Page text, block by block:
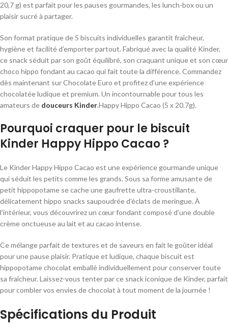
20,7 g) est parfait pour les pauses gourmandes, les lunch-box ou un
plaisir sucré à partager.
Son format pratique de 5 biscuits individuelles garantit fraîcheur,
hygiène et facilité d’emporter partout. Fabriqué avec la qualité Kinder,
ce snack séduit par son goût équilibré, son craquant unique et son cœur
choco hippo fondant au cacao qui fait toute la différence. Commandez
dès maintenant sur Chocolate Euro et profitez d’une expérience
chocolatée ludique et premium. Un incontournable pour tous les
amateurs de douceurs Kinder.Happy Hippo Cacao (5 x 20.7g).
Pourquoi craquer pour le biscuit
Kinder Happy Hippo Cacao ?
Le Kinder Happy Hippo Cacao est une expérience gourmande unique
qui séduit les petits comme les grands. Sous sa forme amusante de
petit hippopotame se cache une gaufrette ultra-croustillante,
délicatement hippo snacks saupoudrée d’éclats de meringue. À
l’intérieur, vous découvrirez un cœur fondant composé d’une double
crème onctueuse au lait et au cacao intense.
Ce mélange parfait de textures et de saveurs en fait le goûter idéal
pour une pause plaisir. Pratique et ludique, chaque biscuit est
hippopotame chocolat emballé individuellement pour conserver toute
sa fraîcheur. Laissez-vous tenter par ce snack iconique de Kinder, parfait
pour combler vos envies de chocolat à tout moment de la journée !
Spécifications du Produit